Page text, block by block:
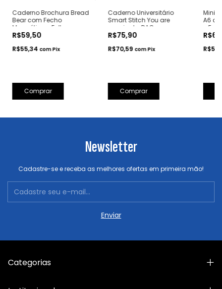
Caderno Brochura Bread
Bear com Fecho
Magnético e Folhas
Ilustradas
R$59,50
R$55,34 comPix
Comprar
Caderno Universitário
Smart Stitch You are
magical - DAC
R$75,90
R$70,59 comPix
Mini
A6
e
Hello
Newsletter
Cadastre-se e receba as melhores ofertas em primeira mão!
Categorias